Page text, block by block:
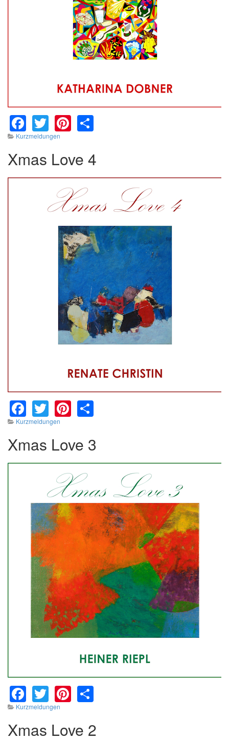
Facebook
TwitterPinterest
Kurzmeldungen
Xmas Love 4
Facebook
TwitterPinterest
Kurzmeldungen
Xmas Love 3
Facebook
TwitterPinterest
Kurzmeldungen
Xmas Love 2